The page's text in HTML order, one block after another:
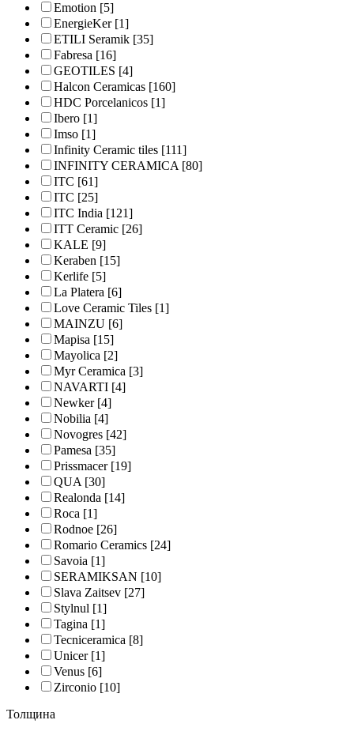
Emotion [5]
EnergieKer[1]
ETILI Seramik [35]
Fabresa [16]
GEOTILES [4]
Halcon Ceramicas [160]
HDC Porcelanicos [1]
Ibero [1]
Imso [1]
Infinity Ceramic tiles [111]
INFINITY CERAMICA[80]
ITC [61]
ITC [25]
ITC India [121]
ITT Ceramic [26]
KALE [9]
Keraben [15]
Kerlife [5]
La Platera [6]
Love Ceramic Tiles [1]
MAINZU [6]
Mapisa [15]
Mayolica [2]
Myr Ceramica [3]
NAVARTI [4]
Newker[4]
Nobilia [4]
Novogres [42]
Pamesa [35]
Prissmacer[19]
QUA[30]
Realonda [14]
Roca [1]
Rodnoe [26]
Romario Ceramics [24]
Savoia [1]
SERAMIKSAN [10]
Slava Zaitsev [27]
Stylnul [1]
Tagina [1]
Tecniceramica [8]
Unicer[1]
Venus [6]
Zirconio [10]
Толщина